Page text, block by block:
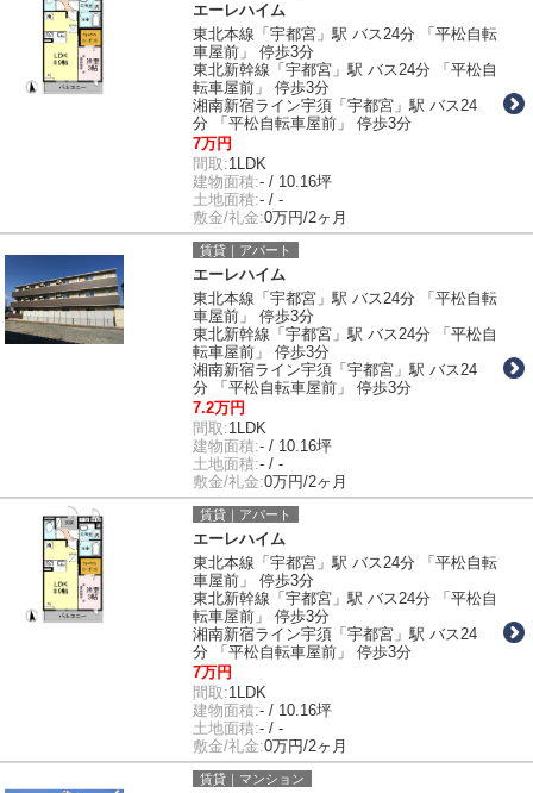
エーレハイム
東北本線「宇都宮」駅 バス24分 「平松自転
車屋前」 停歩3分
東北新幹線「宇都宮」駅 バス24分 「平松自
転車屋前」 停歩3分
湘南新宿ライン宇須「宇都宮」駅 バス24
分 「平松自転車屋前」 停歩3分
7万円
間取:1LDK
建物面積:- / 10.16坪
土地面積:- / -
敷金/礼金:0万円/2ヶ月
賃貸｜アパート
エーレハイム
東北本線「宇都宮」駅 バス24分 「平松自転
車屋前」 停歩3分
東北新幹線「宇都宮」駅 バス24分 「平松自
転車屋前」 停歩3分
湘南新宿ライン宇須「宇都宮」駅 バス24
分 「平松自転車屋前」 停歩3分
7.2万円
間取:1LDK
建物面積:- / 10.16坪
土地面積:- / -
敷金/礼金:0万円/2ヶ月
賃貸｜アパート
エーレハイム
東北本線「宇都宮」駅 バス24分 「平松自転
車屋前」 停歩3分
東北新幹線「宇都宮」駅 バス24分 「平松自
転車屋前」 停歩3分
湘南新宿ライン宇須「宇都宮」駅 バス24
分 「平松自転車屋前」 停歩3分
7万円
間取:1LDK
建物面積:- / 10.16坪
土地面積:- / -
敷金/礼金:0万円/2ヶ月
賃貸｜マンション